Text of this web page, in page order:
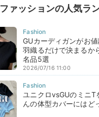
ファッションの人気ラ
GUカーディガンがお
羽織るだけで決まるか
名品5選
2026/07/16 11:00
ユニクロvsGUのミニT
んの体型カバーにはど